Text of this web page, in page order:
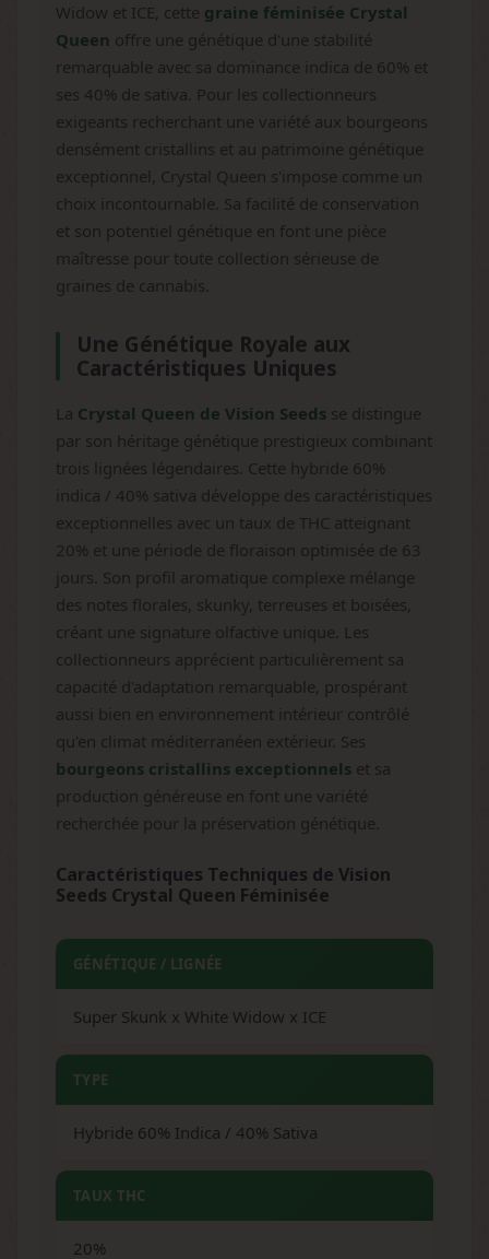
Widow et ICE, cette graine féminisée Crystal
Queen offre une génétique d'une stabilité
remarquable avec sa dominance indica de 60% et
ses 40% de sativa. Pour les collectionneurs
exigeants recherchant une variété aux bourgeons
densément cristallins et au patrimoine génétique
exceptionnel, Crystal Queen s'impose comme un
choix incontournable. Sa facilité de conservation
et son potentiel génétique en font une pièce
maîtresse pour toute collection sérieuse de
graines de cannabis.
Une Génétique Royale aux
Caractéristiques Uniques
La Crystal Queen de Vision Seeds se distingue
par son héritage génétique prestigieux combinant
trois lignées légendaires. Cette hybride 60%
indica / 40% sativa développe des caractéristiques
exceptionnelles avec un taux de THC atteignant
20% et une période de floraison optimisée de 63
jours. Son profil aromatique complexe mélange
des notes florales, skunky, terreuses et boisées,
créant une signature olfactive unique. Les
collectionneurs apprécient particulièrement sa
capacité d'adaptation remarquable, prospérant
aussi bien en environnement intérieur contrôlé
qu'en climat méditerranéen extérieur. Ses
bourgeons cristallins exceptionnels et sa
production généreuse en font une variété
recherchée pour la préservation génétique.
Caractéristiques Techniques de Vision
Seeds Crystal Queen Féminisée
GÉNÉTIQUE / LIGNÉE
Super Skunk x White Widow x ICE
TYPE
Hybride 60% Indica / 40% Sativa
TAUX THC
20%